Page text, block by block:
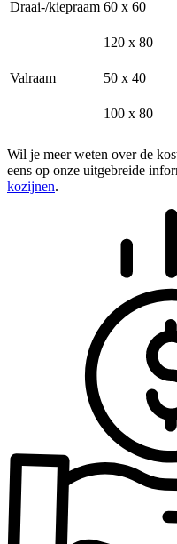
Draai-/kiepraam 60 x 60
120 x 80
Valraam 50 x 40
100 x 80
Wil je meer weten over de
eens op onze uitgebreide
kozijnen.